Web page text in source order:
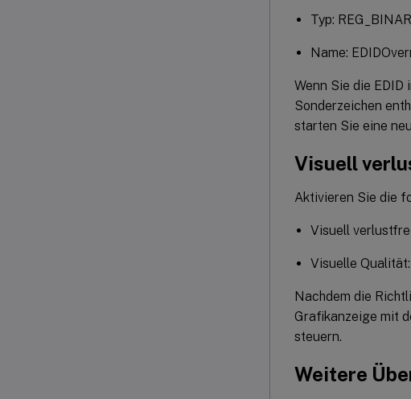
Typ:
Name:
Wenn Sie die
Sonderzeichen
starten Sie eine
Visuell
Aktivieren Sie die
Visuell
Visuelle
Nachdem die
Grafikanzeige mit
steuern.
Weitere